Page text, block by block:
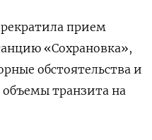
прием
«Сохрановка»,
обстоятельства и
транзита на